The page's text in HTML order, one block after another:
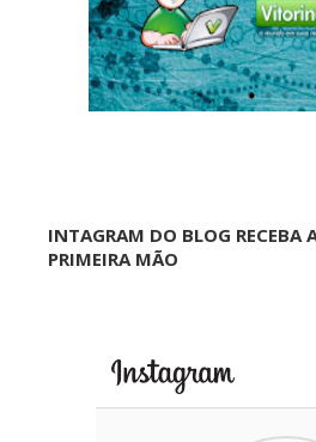
INTAGRAM DO BLOG RECEBA
PRIMEIRA MÃO